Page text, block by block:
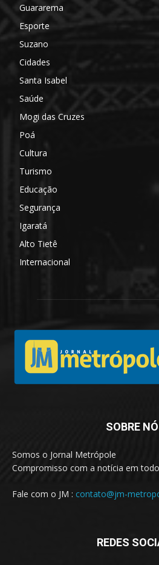
Guararema
Esporte
Suzano
Cidades
Santa Isabel
Saúde
Mogi das Cruzes
Poá
Cultura
Turismo
Educação
Segurança
Igaratá
Alto Tietê
Internacional
SOBRE
Somos o Jornal Metrópole
Compromisso com a notícia em
Fale com o JM : contato@jm-
REDES